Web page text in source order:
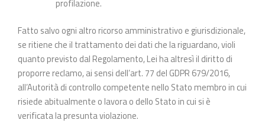
profilazione.
Fatto salvo ogni altro ricorso amministrativo e giurisdizionale,
se ritiene che il trattamento dei dati che la riguardano, violi
quanto previsto dal Regolamento, Lei ha altresì il diritto di
proporre reclamo, ai sensi dell’art. 77 del GDPR 679/2016,
all’Autorità di controllo competente nello Stato membro in cui
risiede abitualmente o lavora o dello Stato in cui si è
verificata la presunta violazione.